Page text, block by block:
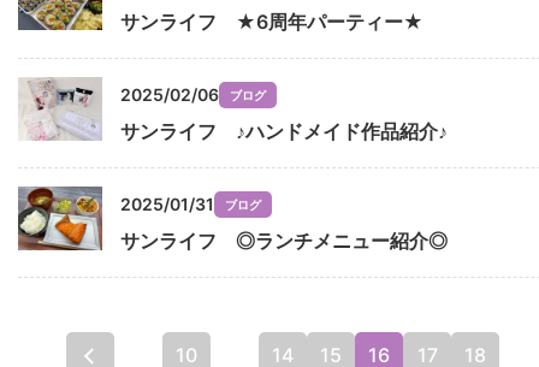
サンライフ ★6周年パーティー★
2025/02/06 ブログ
サンライフ ♪ハンドメイド作品紹介♪
2025/01/31 ブログ
サンライフ ◎ランチメニュー紹介◎
10 14 15 16 17 18